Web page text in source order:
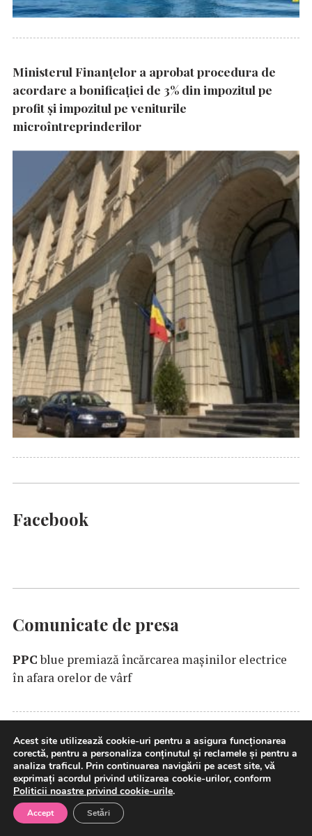
Ministerul Finanțelor a aprobat procedura de
acordare a bonificației de 3% din impozitul pe
profit și impozitul pe veniturile
microîntreprinderilor
Facebook
Comunicate de presa
PPCblue premiază încărcarea maşinilor electrice
în afara orelor de vârf
Finanțare de până la 61,6 milioane de euro:
Țuca Zbârcea & Asociații asistă BCR, partenerul
bancar al primului parc eolian dezvoltat în
România de Electrocentrale Borzești
Acest site utilizează cookie-uri pentru a asigura funcționarea
corectă, pentru a personaliza conținutul și reclamele și pentru a
analiza traficul. Prin continuarea navigării pe acest site, vă
exprimați acordul privind utilizarea cookie-urilor, conform
Politicii noastre privind cookie-urile.
Accept Setări